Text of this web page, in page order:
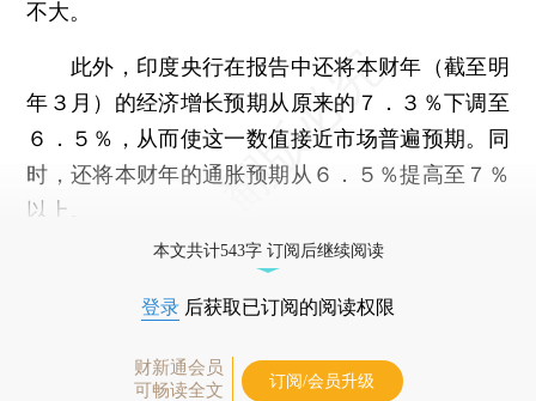
不大。
此外，印度央行在报告中还将本财年（截至明
年３月）的经济增长预期从原来的７．３％下调至
６．５％，从而使这一数值接近市场普遍预期。同
时，还将本财年的通胀预期从６．５％提高至７％
以上。
本文共计543字 订阅后继续阅读
登录 后获取已订阅的阅读权限
财新通会员
可畅读全文
订阅/会员升级